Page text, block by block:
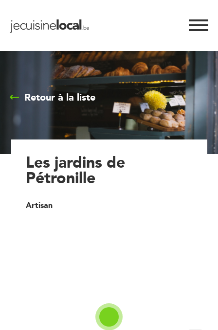
Retour à la liste
Les jardins de
Pétronille
Artisan